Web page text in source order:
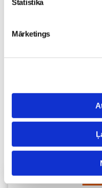
Statistika
Mārketings
gatavs mācībām